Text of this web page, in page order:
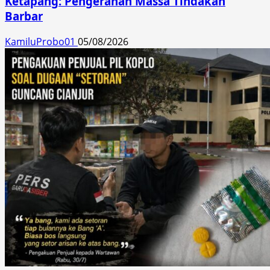
Barbar
KamiluProbo01 05/08/2026